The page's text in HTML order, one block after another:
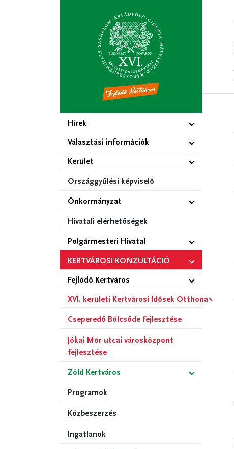
Hírek
Választási információk
Kerület
Országgyűlési képviselő
Önkormányzat
Hivatali elérhetőségek
Polgármesteri Hivatal
KERTVÁROSI KONZULTÁCIÓ
Fejlődő Kertváros
XVI. kerületi Kertvárosi Idősek Otthona
Cseperedő Bölcsőde fejlesztése
Jókai Mór utcai városközpont
fejlesztése
Zöld Kertváros
Programok
Közbeszerzés
Ingatlanok